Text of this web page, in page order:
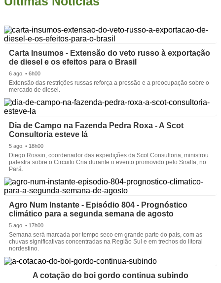
Carta Insumos - Extensão do veto russo à exportação
de diesel e os efeitos para o Brasil
6 ago. • 6h00
Extensão das restrições russas reforça a pressão e a preocupação sobre o
mercado de diesel.
Dia de Campo na Fazenda Pedra Roxa - A Scot
Consultoria esteve lá
5 ago. • 18h00
Diego Rossin, coordenador das expedições da Scot Consultoria, ministrou
palestra sobre o Circuito Cria durante o evento promovido pelo Siralta, no
Pará.
Agro Num Instante - Episódio 804 - Prognóstico
climático para a segunda semana de agosto
5 ago. • 17h00
Semana será marcada por tempo seco em grande parte do país, com as
chuvas significativas concentradas na Região Sul e em trechos do litoral
nordestino.
A cotação do boi gordo continua subindo